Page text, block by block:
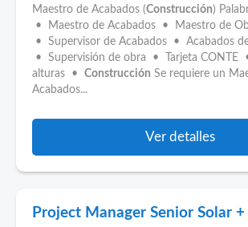
Maestro de Acabados (Construcción)
• Maestro de Acabados • Maestro de
• Supervisor de Acabados • Acabados
• Supervisión de obra • Tarjeta CONTE
alturas • Construcción Se requiere un
Acabados...
Ver detalles
Project Manager Senior Solar +